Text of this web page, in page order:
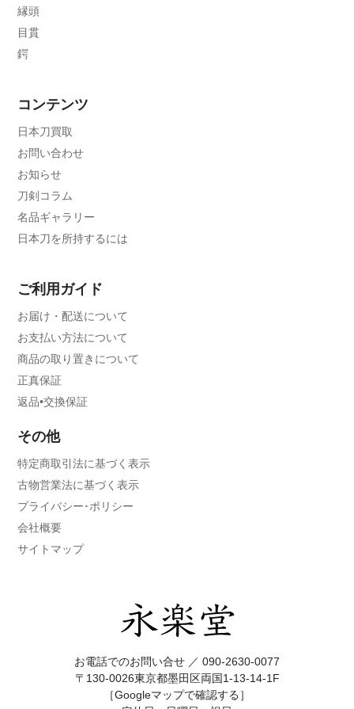
縁頭
目貫
鍔
コンテンツ
日本刀買取
お問い合わせ
お知らせ
刀剣コラム
名品ギャラリー
日本刀を所持するには
ご利用ガイド
お届け・配送について
お支払い方法について
商品の取り置きについて
正真保証
返品•交換保証
その他
特定商取引法に基づく表示
古物営業法に基づく表示
プライバシー･ポリシー
会社概要
サイトマップ
お電話でのお問い合せ ／ 090-2630-0077
〒130-0026東京都墨田区両国1-13-14-1F
［Googleマップで確認する］